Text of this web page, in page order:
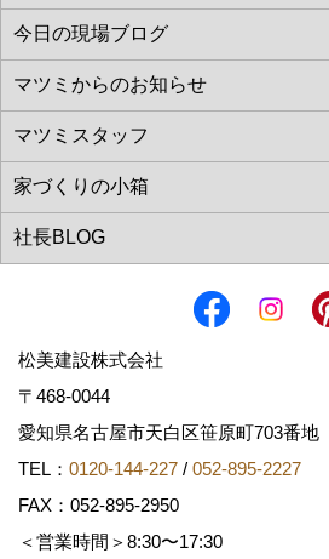
松美建設株式会社
〒468-0044
愛知県名古屋市天白区笹原町703番地
TEL： 0120-144-227 / 052-895-2227
FAX：052-895-2950
＜営業時間＞8:30〜17:30